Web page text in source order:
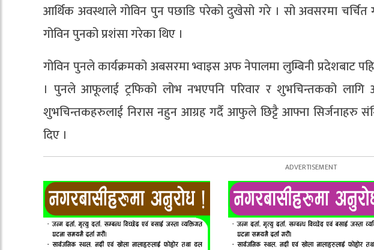
आर्थिक अवस्थाले गोविन पुन पछाडि परेको दुखेसो गरे । सो अवसरमा चर्चित
गोविन पुनको प्रशंसा गरेका थिए ।
गोविन पुनले कार्यक्रमको अबसरमा भ्वाइस अफ नेपालमा लुम्बिनी प्रदेशबाट
। पुनले आफूलाई ट्रफिको लोभ नभएपनि परिवार र शुभचिन्तकको लागि
शुभचिन्तकहरुलाई निरास नहुन आग्रह गर्दै आफुले छिट्टै आफ्ना सिर्जनाहरु
दिए ।